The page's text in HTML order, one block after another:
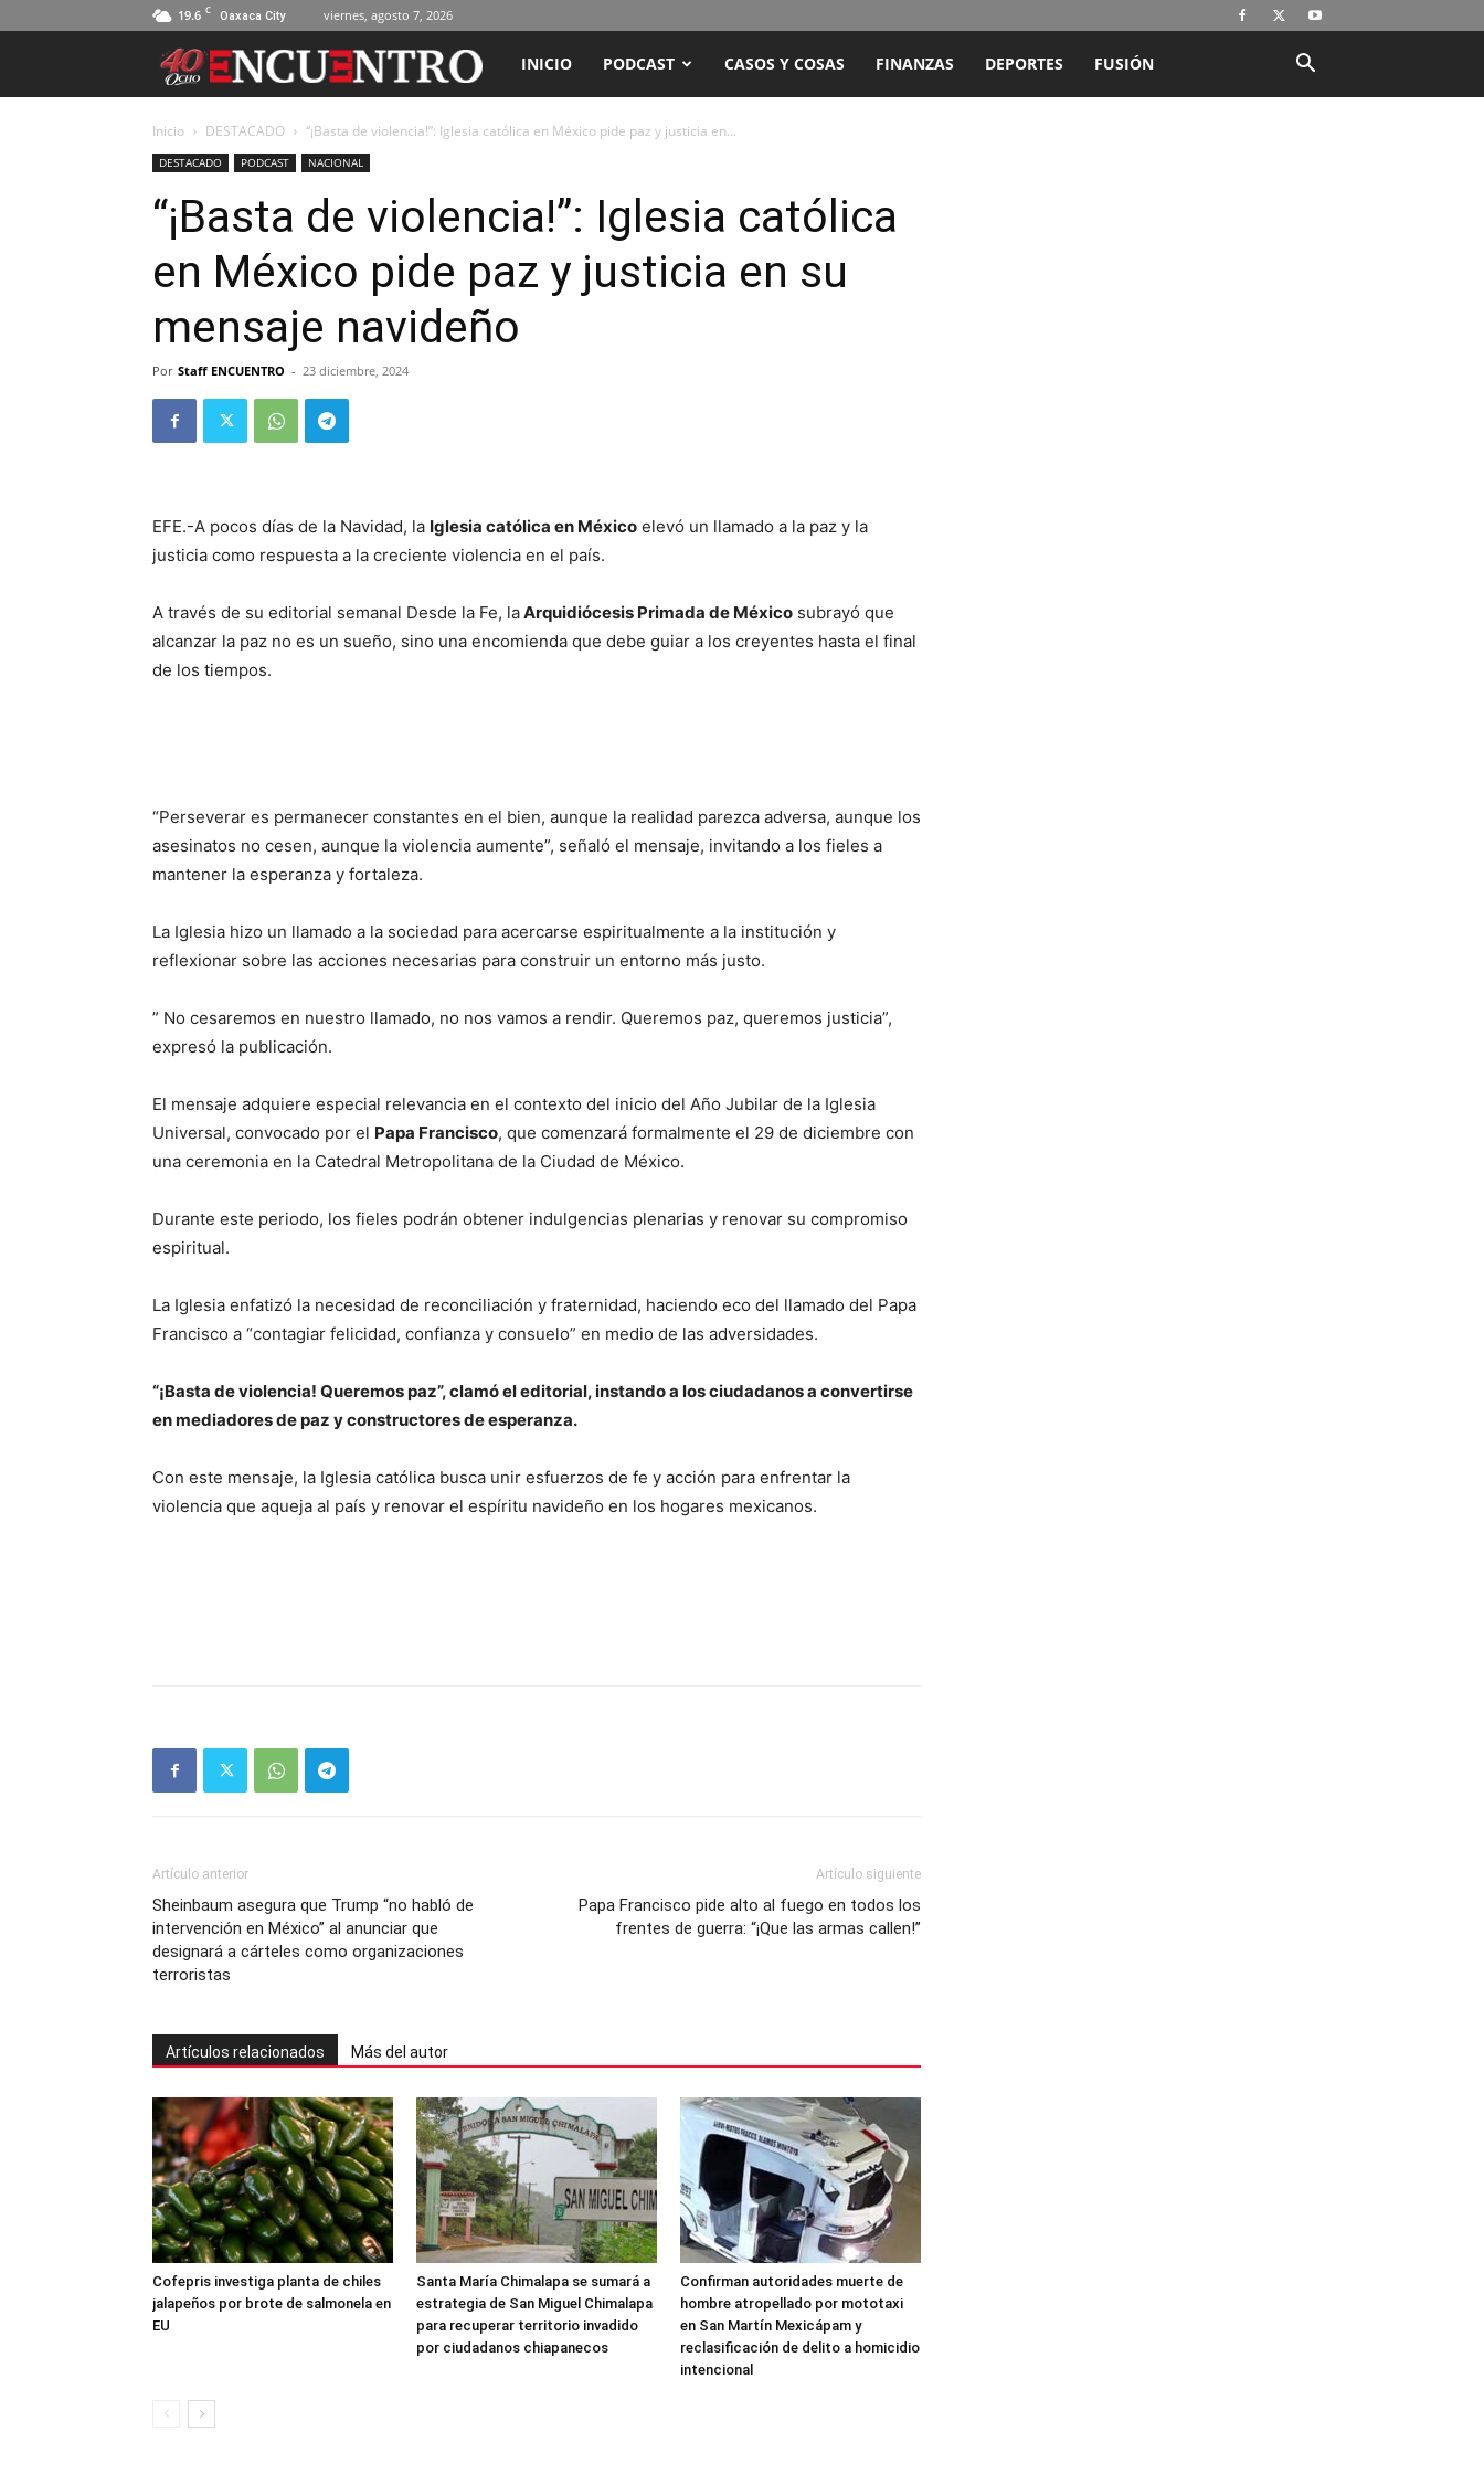
19.6 C Oaxaca City viernes, agosto 7, 2026
ENCUENTRO
RADIO
TELEVISIÓN
INICIO PODCAST CASOS Y COSAS FINANZAS DEPORTES FUSIÓN
Inicio DESTACADO “¡Basta de violencia!”: Iglesia católica en México pide paz y justicia en...
DESTACADO PODCAST NACIONAL
“¡Basta de violencia!”: Iglesia católica
en México pide paz y justicia en su
mensaje navideño
Por Staff ENCUENTRO - 23 diciembre, 2024
EFE.-A pocos días de la Navidad, la Iglesia católica en México elevó un llamado a la paz y la
justicia como respuesta a la creciente violencia en el país.
A través de su editorial semanal Desde la Fe, laArquidiócesis Primada de México subrayó que
alcanzar la paz no es un sueño, sino una encomienda que debe guiar a los creyentes hasta el final
de los tiempos.
“Perseverar es permanecer constantes en el bien, aunque la realidad parezca adversa, aunque los
asesinatos no cesen, aunque la violencia aumente”, señaló el mensaje, invitando a los fieles a
mantener la esperanza y fortaleza.
La Iglesia hizo un llamado a la sociedad para acercarse espiritualmente a la institución y
reflexionar sobre las acciones necesarias para construir un entorno más justo.
” No cesaremos en nuestro llamado, no nos vamos a rendir. Queremos paz, queremos justicia”,
expresó la publicación.
El mensaje adquiere especial relevancia en el contexto del inicio del Año Jubilar de la Iglesia
Universal, convocado por el Papa Francisco, que comenzará formalmente el 29 de diciembre con
una ceremonia en la Catedral Metropolitana de la Ciudad de México.
Durante este periodo, los fieles podrán obtener indulgencias plenarias y renovar su compromiso
espiritual.
La Iglesia enfatizó la necesidad de reconciliación y fraternidad, haciendo eco del llamado del Papa
Francisco a “contagiar felicidad, confianza y consuelo” en medio de las adversidades.
“¡Basta de violencia! Queremos paz”, clamó el editorial, instando a los ciudadanos a convertirse
en mediadores de paz y constructores de esperanza.
Con este mensaje, la Iglesia católica busca unir esfuerzos de fe y acción para enfrentar la
violencia que aqueja al país y renovar el espíritu navideño en los hogares mexicanos.
Artículo anterior
Sheinbaum asegura que Trump “no habló de
intervención en México” al anunciar que
designará a cárteles como organizaciones
terroristas
Artículo siguiente
Papa Francisco pide alto al fuego en todos los
frentes de guerra: “¡Que las armas callen!”
Artículos relacionados Más del autor
Cofepris investiga planta de chiles
jalapeños por brote de salmonela en
EU
Santa María Chimalapa se sumará a
estrategia de San Miguel Chimalapa
para recuperar territorio invadido
por ciudadanos chiapanecos
Confirman autoridades muerte de
hombre atropellado por mototaxi
en San Martín Mexicápam y
reclasificación de delito a homicidio
intencional